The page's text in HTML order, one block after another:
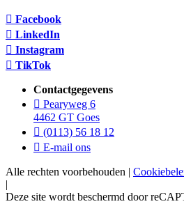
Facebook
LinkedIn
Instagram
TikTok
Contactgegevens
Pearyweg 6
4462 GT Goes
(0113) 56 18 12
E-mail ons
Alle rechten voorbehouden |
|
Deze site wordt beschermd door